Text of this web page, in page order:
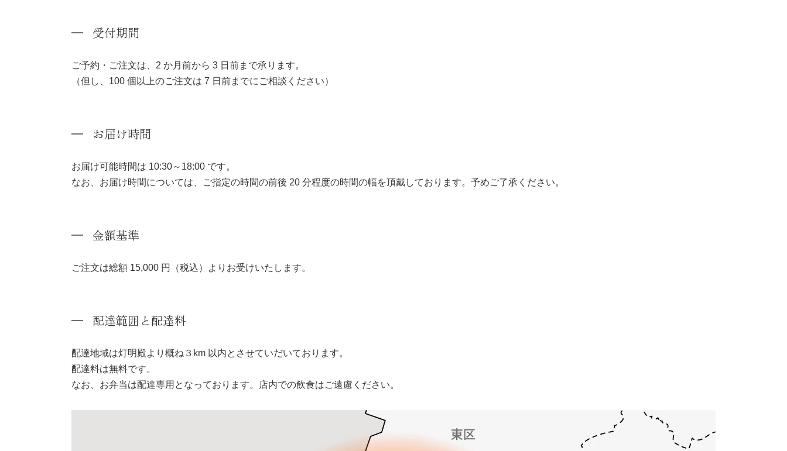
受付期間
ご予約・ご注文は、2 か月前から 3 日前まで承ります。
（但し、100 個以上のご注文は 7 日前までにご相談ください）
お届け時間
お届け可能時間は 10:30～18:00 です。
なお、お届け時間については、ご指定の時間の前後 20 分程度の時間の幅を頂戴しております。予めご了承ください。
金額基準
ご注文は総額 15,000 円（税込）よりお受けいたします。
配達範囲と配達料
配達地域は灯明殿より概ね３km 以内とさせていだいております。
配達料は無料です。
なお、お弁当は配達専用となっております。店内での飲食はご遠慮ください。